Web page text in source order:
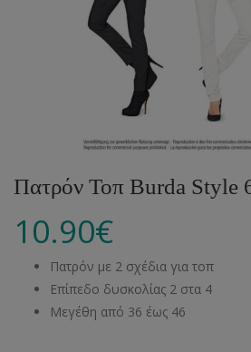
Πατρόν Τοπ Burda Style
10.90€
Πατρόν με 2 σχέδια για τοπ
Επίπεδο δυσκολίας 2 στα 4
Μεγέθη από 36 έως 46